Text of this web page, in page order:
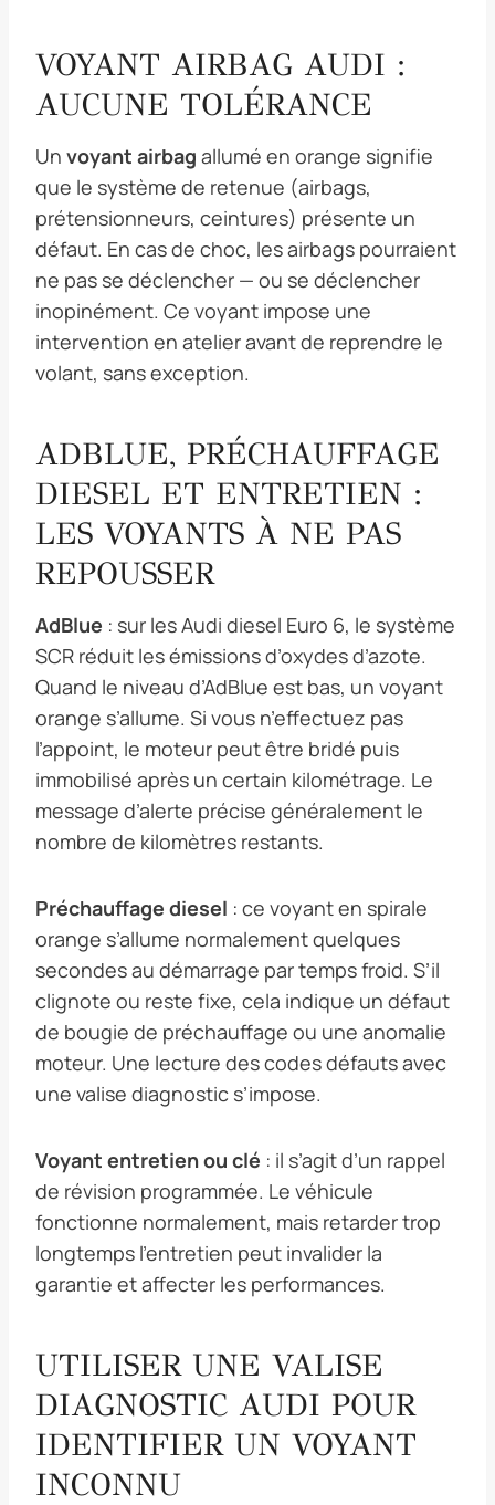
VOYANT AIRBAG AUDI :
AUCUNE TOLÉRANCE
Un voyant airbag allumé en orange signifie
que le système de retenue (airbags,
prétensionneurs, ceintures) présente un
défaut. En cas de choc, les airbags pourraient
ne pas se déclencher — ou se déclencher
inopinément. Ce voyant impose une
intervention en atelier avant de reprendre le
volant, sans exception.
ADBLUE, PRÉCHAUFFAGE
DIESEL ET ENTRETIEN :
LES VOYANTS À NE PAS
REPOUSSER
AdBlue : sur les Audi diesel Euro 6, le système
SCR réduit les émissions d’oxydes d’azote.
Quand le niveau d’AdBlue est bas, un voyant
orange s’allume. Si vous n’effectuez pas
l’appoint, le moteur peut être bridé puis
immobilisé après un certain kilométrage. Le
message d’alerte précise généralement le
nombre de kilomètres restants.
Préchauffage diesel : ce voyant en spirale
orange s’allume normalement quelques
secondes au démarrage par temps froid. S’il
clignote ou reste fixe, cela indique un défaut
de bougie de préchauffage ou une anomalie
moteur. Une lecture des codes défauts avec
une valise diagnostic s’impose.
Voyant entretien ou clé : il s’agit d’un rappel
de révision programmée. Le véhicule
fonctionne normalement, mais retarder trop
longtemps l’entretien peut invalider la
garantie et affecter les performances.
UTILISER UNE VALISE
DIAGNOSTIC AUDI POUR
IDENTIFIER UN VOYANT
INCONNU